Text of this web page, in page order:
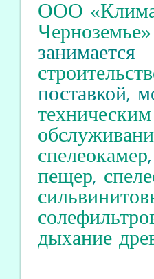
ООО
Черноземье»
занимается
поставкой,
техническим
спелеокамер,
пещер,
дыхание